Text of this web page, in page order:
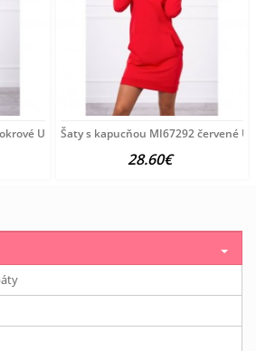
Univerzálna Okrová
Šaty s kapucňou MI67292 červené
28.60€